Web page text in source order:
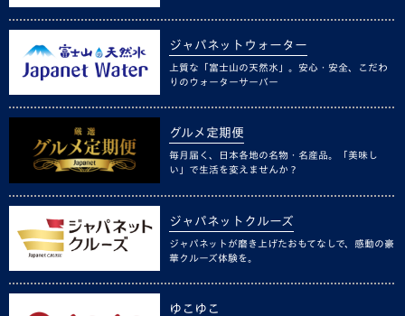
ジャパネットウォーター
上質な「富士山の天然水」。安心・安全、こだわ
りのウォーターサーバー
グルメ定期便
毎月届く、日本各地の名物・名産品。「美味し
い」で生活を変えませんか？
ジャパネットクルーズ
ジャパネットが磨き上げたおもてなしで、感動の豪
華クルーズ体験を。
ゆこゆこ